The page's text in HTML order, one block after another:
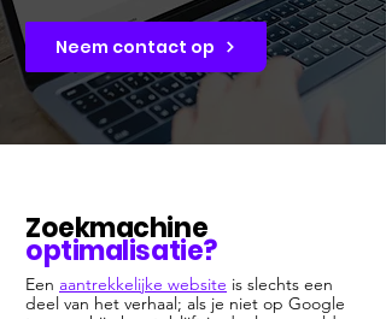
Neem contact op
Zoekmachine
optimalisatie?
Een aantrekkelijke website is slechts een
deel van het verhaal; als je niet op Google